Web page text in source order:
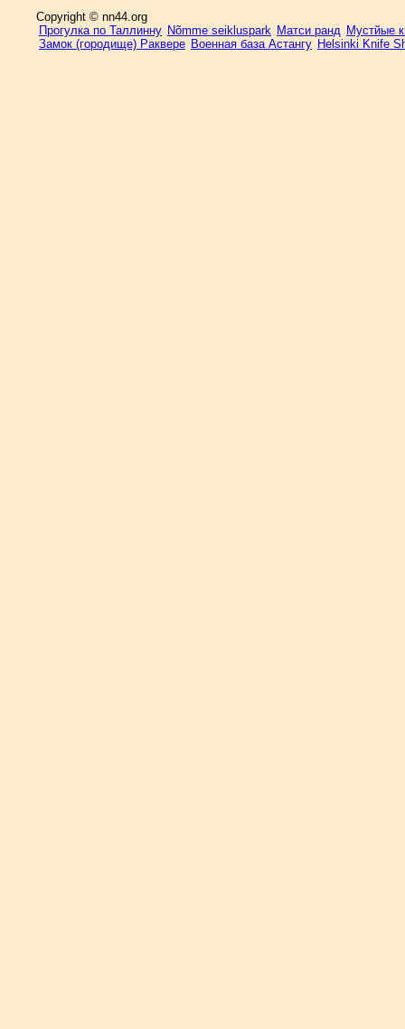
Copyright © nn44.org
Прогулка по Таллинну Nõmme seikluspark Матси ранд Мустйые
Замок (городище) Раквере Военная база Астангу Helsinki Knife